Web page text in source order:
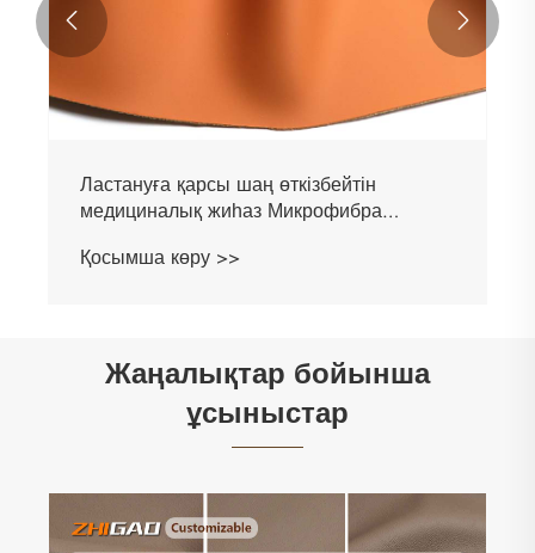
Ластануға қарсы шаң өткізбейтін
медициналық жиһаз Микрофибра
Қосымша көру >>
 
Жаңалықтар бойынша
ұсыныстар